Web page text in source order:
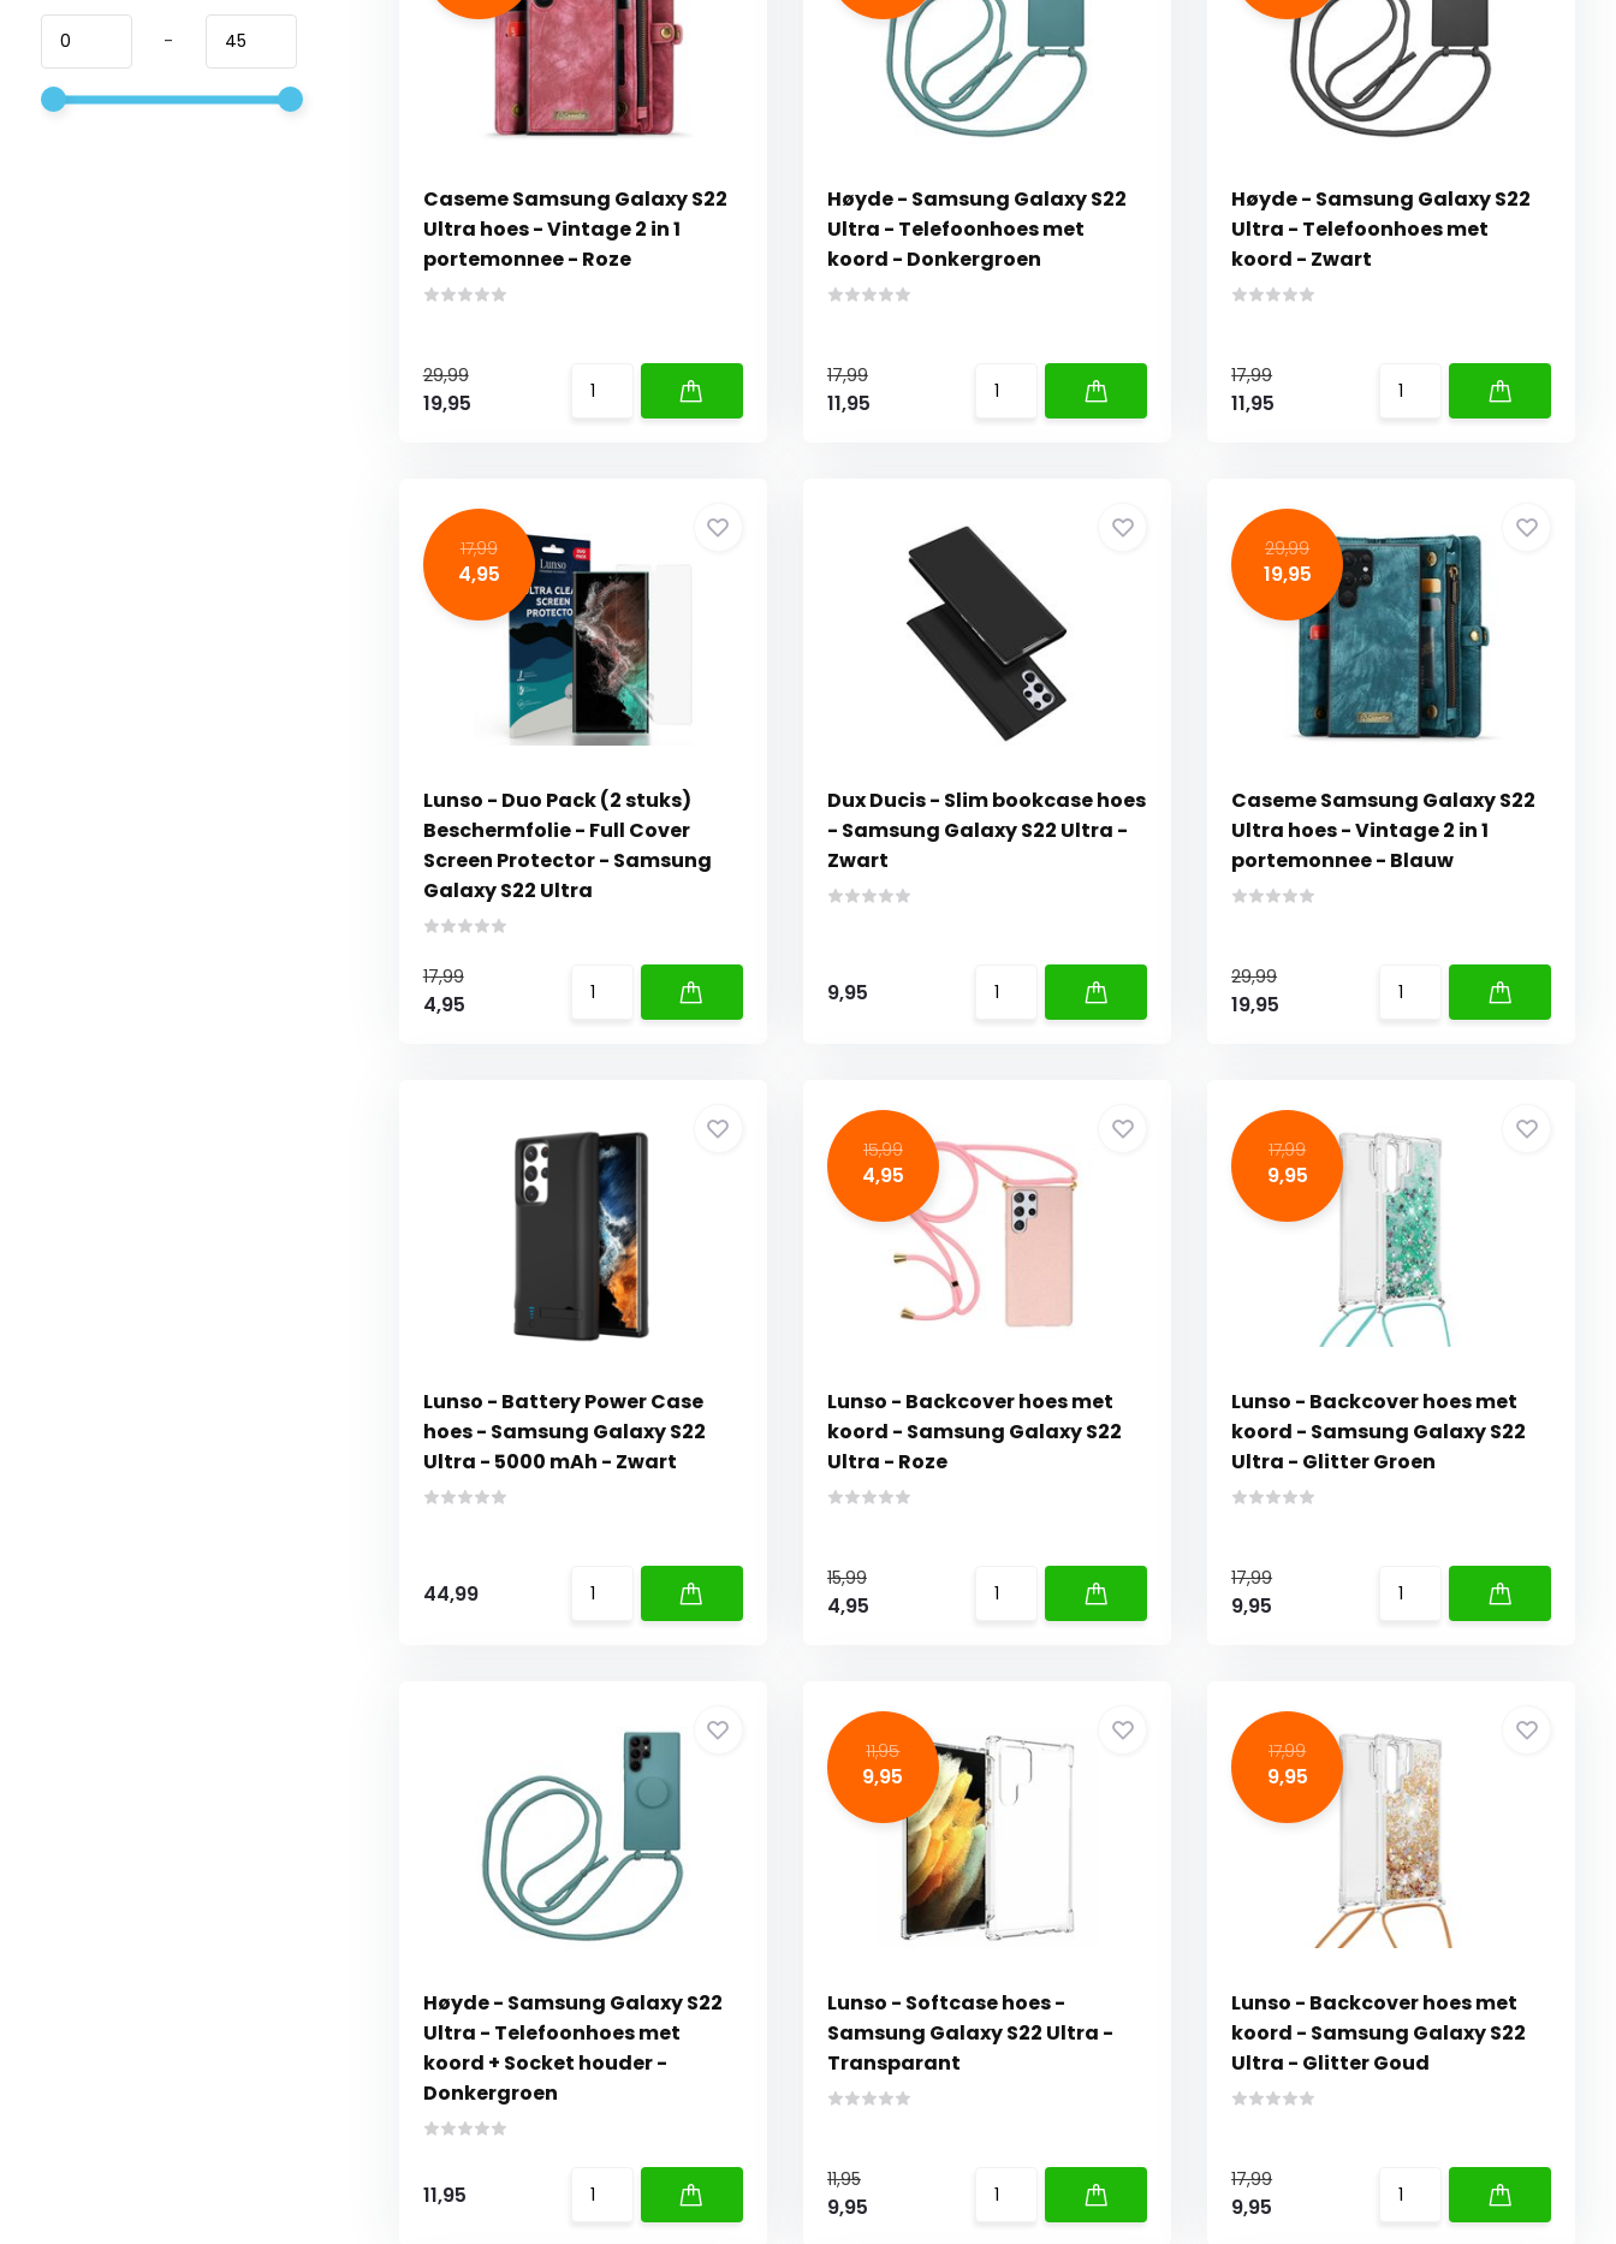
-
Caseme Samsung Galaxy S22
Ultra hoes - Vintage 2 in 1
portemonnee - Roze
29,99
19,95
Høyde - Samsung Galaxy S22
Ultra - Telefoonhoes met
koord - Donkergroen
17,99
11,95
Høyde - Samsung Galaxy S22
Ultra - Telefoonhoes met
koord - Zwart
17,99
11,95
17,99
4,95
Lunso - Duo Pack (2 stuks)
Beschermfolie - Full Cover
Screen Protector - Samsung
Galaxy S22 Ultra
17,99
4,95
Dux Ducis - Slim bookcase hoes
- Samsung Galaxy S22 Ultra -
Zwart
9,95
29,99
19,95
Caseme Samsung Galaxy S22
Ultra hoes - Vintage 2 in 1
portemonnee - Blauw
29,99
19,95
Lunso - Battery Power Case
hoes - Samsung Galaxy S22
Ultra - 5000 mAh - Zwart
44,99
15,99
4,95
Lunso - Backcover hoes met
koord - Samsung Galaxy S22
Ultra - Roze
15,99
4,95
17,99
9,95
Lunso - Backcover hoes met
koord - Samsung Galaxy S22
Ultra - Glitter Groen
17,99
9,95
Høyde - Samsung Galaxy S22
Ultra - Telefoonhoes met
koord + Socket houder -
Donkergroen
11,95
11,95
9,95
Lunso - Softcase hoes -
Samsung Galaxy S22 Ultra -
Transparant
11,95
9,95
17,99
9,95
Lunso - Backcover hoes met
koord - Samsung Galaxy S22
Ultra - Glitter Goud
17,99
9,95